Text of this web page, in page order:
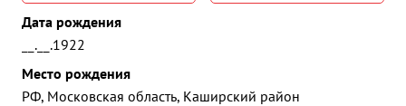
Дата рождения
__.__.1922
Место рождения
РФ, Московская область, Каширский район